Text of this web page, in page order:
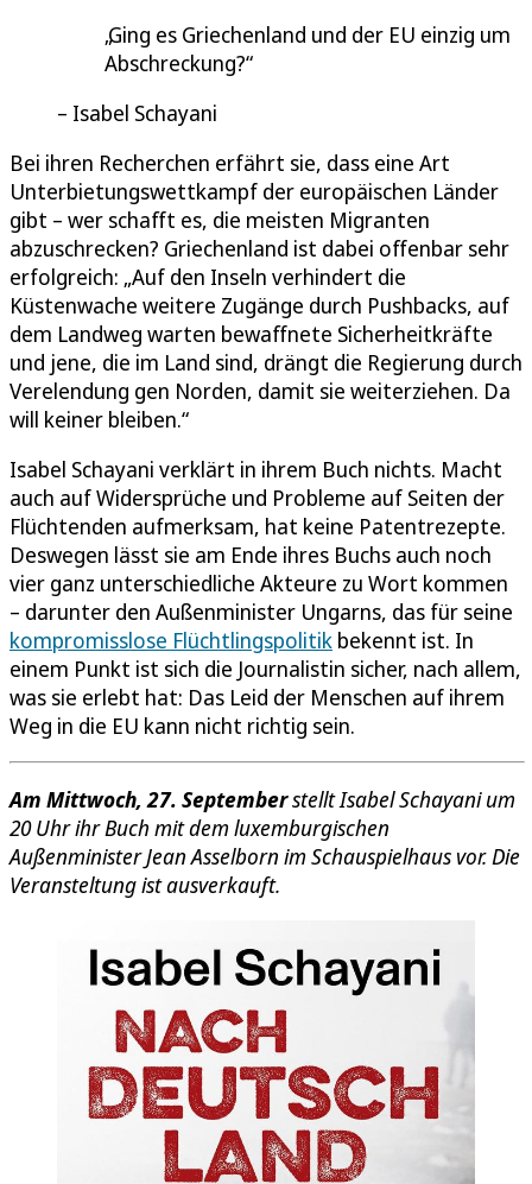
Ging es Griechenland und der EU einzig um
Abschreckung?
Isabel Schayani
Bei ihren Recherchen erfährt sie, dass eine Art
Unterbietungswettkampf der europäischen Länder
gibt – wer schafft es, die meisten Migranten
abzuschrecken? Griechenland ist dabei offenbar sehr
erfolgreich: „Auf den Inseln verhindert die
Küstenwache weitere Zugänge durch Pushbacks, auf
dem Landweg warten bewaffnete Sicherheitkräfte
und jene, die im Land sind, drängt die Regierung durch
Verelendung gen Norden, damit sie weiterziehen. Da
will keiner bleiben.“
Isabel Schayani verklärt in ihrem Buch nichts. Macht
auch auf Widersprüche und Probleme auf Seiten der
Flüchtenden aufmerksam, hat keine Patentrezepte.
Deswegen lässt sie am Ende ihres Buchs auch noch
vier ganz unterschiedliche Akteure zu Wort kommen
– darunter den Außenminister Ungarns, das für seine
kompromisslose Flüchtlingspolitik bekennt ist. In
einem Punkt ist sich die Journalistin sicher, nach allem,
was sie erlebt hat: Das Leid der Menschen auf ihrem
Weg in die EU kann nicht richtig sein.
Am Mittwoch, 27. Septemberstellt Isabel Schayani um
20 Uhr ihr Buch mit dem luxemburgischen
Außenminister Jean Asselborn im Schauspielhaus vor. Die
Veransteltung ist ausverkauft.